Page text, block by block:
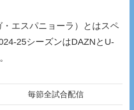
エスパニョーラ）とはスペ
25シーズンはDAZNとU-
毎節全試合配信